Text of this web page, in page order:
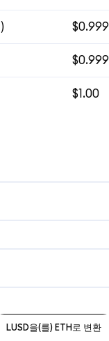
) $0.999
$0.999
$1.00
LUSD을(를) ETH로 변환